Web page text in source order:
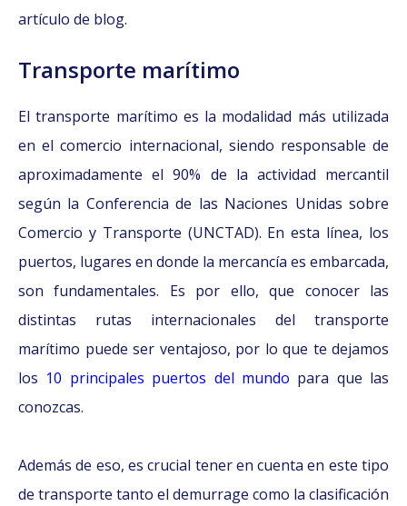
artículo de blog.
Transporte marítimo
El transporte marítimo es la modalidad más utilizada
en el comercio internacional, siendo responsable de
aproximadamente el 90% de la actividad mercantil
según la Conferencia de las Naciones Unidas sobre
Comercio y Transporte (UNCTAD). En esta línea, los
puertos, lugares en donde la mercancía es embarcada,
son fundamentales. Es por ello, que conocer las
distintas rutas internacionales del transporte
marítimo puede ser ventajoso, por lo que te dejamos
los 10 principales puertos del mundo para que las
conozcas.
Además de eso, es crucial tener en cuenta en este tipo
de transporte tanto el demurrage como la clasificación